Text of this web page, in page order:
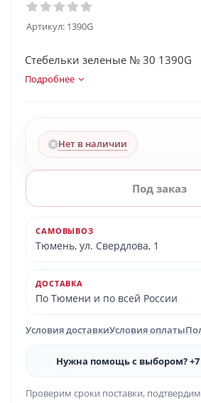
Артикул: 1390G
Стебельки зеленые № 30 1390G
Подробнее
Нет в наличии
Под заказ
САМОВЫВОЗ
Тюмень, ул. Свердлова, 1
ДОСТАВКА
По Тюмени и по всей России
Условия доставкиУсловия оплаты
Нужна помощь с выбором? +7
Проверим сроки поставки, подтвердим